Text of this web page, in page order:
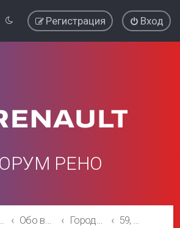
Вход
Регистрация
РЕНО
Обо всём остальном Города и регионы. 59, 81, 159 Пермский край